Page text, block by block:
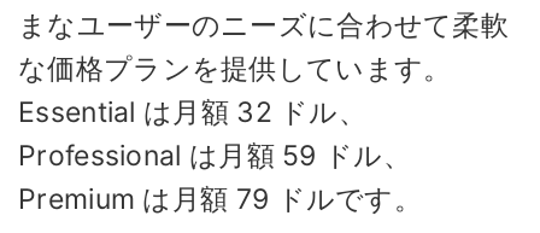
まなユーザーのニーズに合わせて柔軟
な価格プランを提供しています。
Essential は月額 32 ドル、
Professional は月額 59 ドル、
Premium は月額 79 ドルです。